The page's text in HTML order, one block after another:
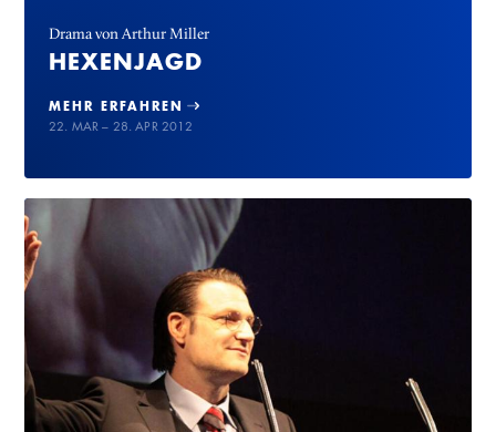
Drama von Arthur Miller
HEXENJAGD
MEHR ERFAHREN
22. MAR – 28. APR 2012